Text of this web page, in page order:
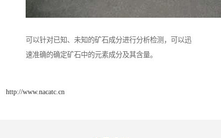
可以针对已知、未知的矿石成分进行分析检测，可以迅
速准确的确定矿石中的元素成分及其含量。
http://www.nacatc.cn